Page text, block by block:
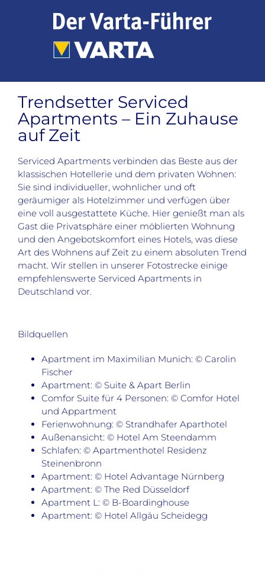
Trendsetter Serviced
Apartments – Ein Zuhause
auf Zeit
Serviced Apartments verbinden das Beste aus der
klassischen Hotellerie und dem privaten Wohnen:
Sie sind individueller, wohnlicher und oft
geräumiger als Hotelzimmer und verfügen über
eine voll ausgestattete Küche. Hier genießt man als
Gast die Privatsphäre einer möblierten Wohnung
und den Angebotskomfort eines Hotels, was diese
Art des Wohnens auf Zeit zu einem absoluten Trend
macht. Wir stellen in unserer Fotostrecke einige
empfehlenswerte Serviced Apartments in
Deutschland vor.
Bildquellen
Apartment im Maximilian Munich: © Carolin
Fischer
Apartment: © Suite & Apart Berlin
Comfor Suite für 4 Personen: © Comfor Hotel
und Appartment
Ferienwohnung: © Strandhafer Aparthotel
Außenansicht: © Hotel Am Steendamm
Schlafen: © Apartmenthotel Residenz
Steinenbronn
Apartment: © Hotel Advantage Nürnberg
Apartment: © The Red Düsseldorf
Apartment L: © B-Boardinghouse
Apartment: © Hotel Allgäu Scheidegg